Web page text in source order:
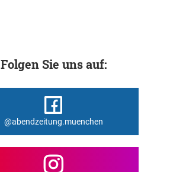
Folgen Sie uns auf:
@abendzeitung.muenchen